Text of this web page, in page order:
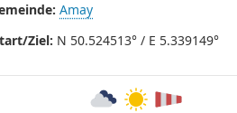
Amay
Ziel: N 50.524513° / E 5.339149°